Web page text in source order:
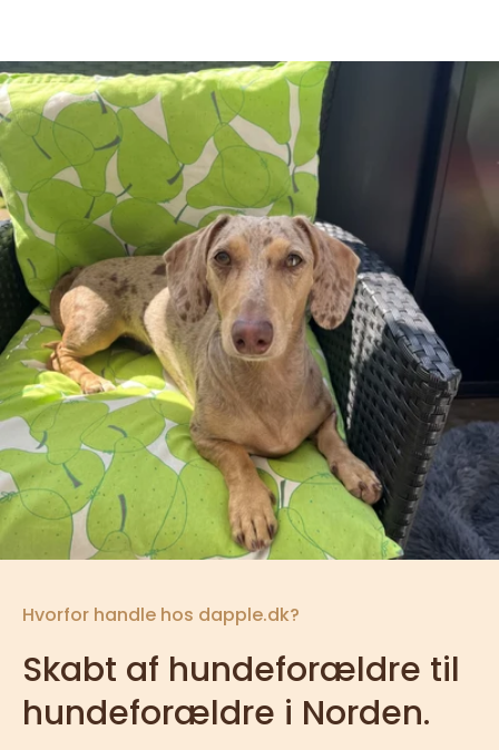
Hvorfor handle hos dapple.dk?
Skabt af hundeforældre til
hundeforældre i Norden.